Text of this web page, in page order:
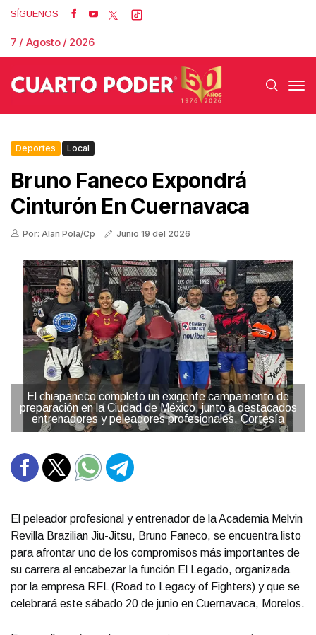
SÍGUENOS
7 / Agosto / 2026
Deportes Local
Bruno Faneco Expondrá
Cinturón En Cuernavaca
Por: Alan Pola/Cp Junio 19 del 2026
El chiapaneco completó un exigente campamento de
preparación en la Ciudad de México, junto a destacados
entrenadores y peleadores profesionales. Cortesía
El peleador profesional y entrenador de la Academia Melvin
Revilla Brazilian Jiu-Jitsu, Bruno Faneco, se encuentra listo
para afrontar uno de los compromisos más importantes de
su carrera al encabezar la función El Legado, organizada
por la empresa RFL (Road to Legacy of Fighters) y que se
celebrará este sábado 20 de junio en Cuernavaca, Morelos.